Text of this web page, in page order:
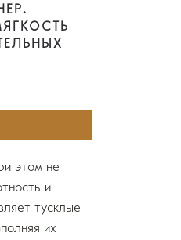
этом не
и
тусклые
их